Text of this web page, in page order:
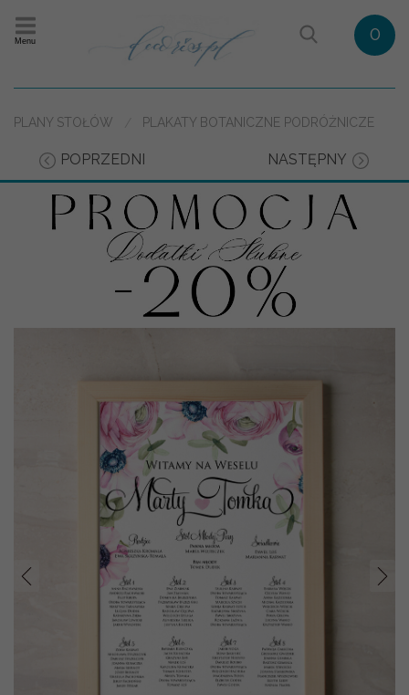
Menu 0
PLANY STOŁÓW PLAKATY BOTANICZNE PODRÓŻNICZE
POPRZEDNI NASTĘPNY
Prev